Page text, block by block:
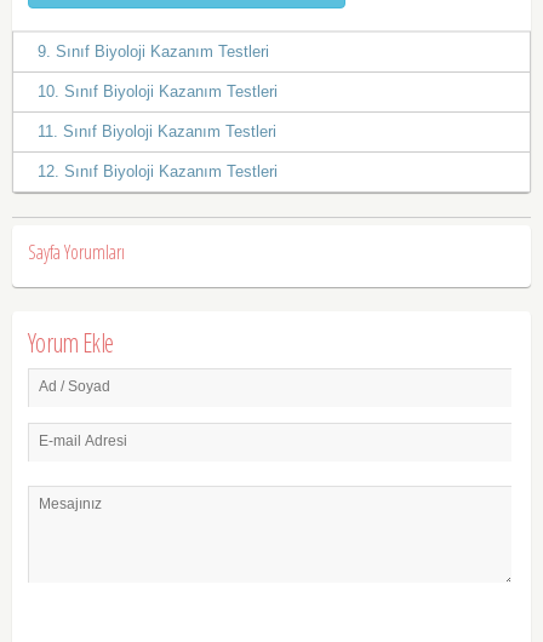
9. Sınıf Biyoloji Kazanım Testleri
10. Sınıf Biyoloji Kazanım Testleri
11. Sınıf Biyoloji Kazanım Testleri
12. Sınıf Biyoloji Kazanım Testleri
Sayfa Yorumları
Yorum Ekle
Ad / Soyad
E-mail Adresi
Mesajınız